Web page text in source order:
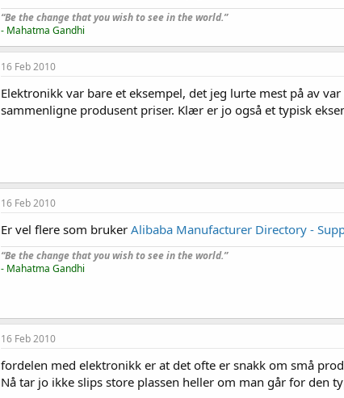
“Be the change that you wish to see in the world.”
- Mahatma Gandhi
16 Feb 2010
Elektronikk var bare et eksempel, det jeg lurte mest på av
sammenligne produsent priser. Klær er jo også et typisk
16 Feb 2010
Er vel flere som bruker Alibaba Manufacturer Directory -
“Be the change that you wish to see in the world.”
- Mahatma Gandhi
16 Feb 2010
fordelen med elektronikk er at det ofte er snakk om små
Nå tar jo ikke slips store plassen heller om man går for den